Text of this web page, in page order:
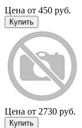
Цена от 450 руб.
Купить
Цена от 2730 руб.
Купить